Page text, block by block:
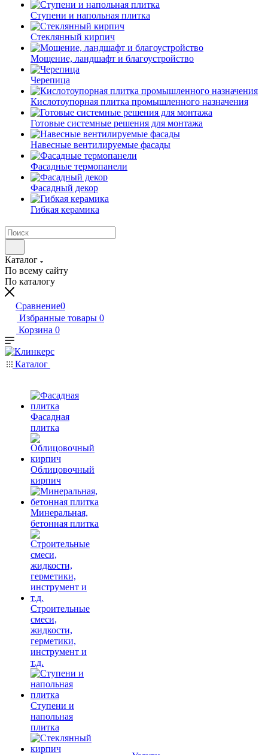
Ступени и напольная плитка
Cтеклянный кирпич
Мощение, ландшафт и благоустройство
Черепица
Кислотоупорная плитка промышленного назначения
Готовые системные решения для монтажа
Навесные вентилируемые фасады
Фасадные термопанели
Фасадный декор
Гибкая керамика
Каталог
По всему сайту
По каталогу
Сравнение0
Избранные товары 0
Корзина 0
Каталог
Фасадная
плитка
Облицовочный
кирпич
Минеральная,
бетонная плитка
Строительные
смеси,
жидкости,
герметики,
инструмент и
т.д.
Ступени и
напольная
плитка